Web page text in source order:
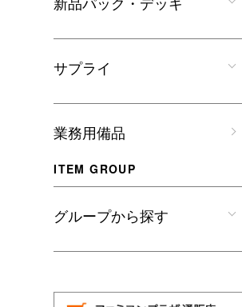
サプライ
業務用備品
ITEM GROUP
グループから探す